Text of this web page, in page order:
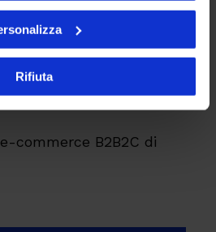
Rifiuta
propri partner e del
investendo in una
di e-commerce.
commerce B2B2C di